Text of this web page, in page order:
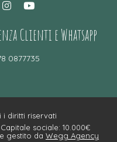
Clienti e Whatsapp
0877735
i diritti riservati
Capitale sociale: 10.000€
gestito da Wegg Agency